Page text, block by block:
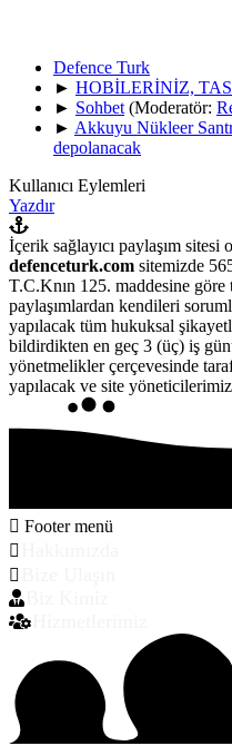
Defence Turk
► HOBİLERİNİZ,
► Sohbet (Moderatör:
► Akkuyu Nükleer
depolanacak
Kullanıcı Eylemleri
Yazdır
İçerik sağlayıcı paylaşım sitesi
defenceturk.com sitemizde
T.C.Knın 125. maddesine göre
paylaşımlardan kendileri
yapılacak tüm hukuksal
bildirdikten en geç 3 (üç) iş
yönetmelikler çerçevesinde
yapılacak ve site
Footer menü